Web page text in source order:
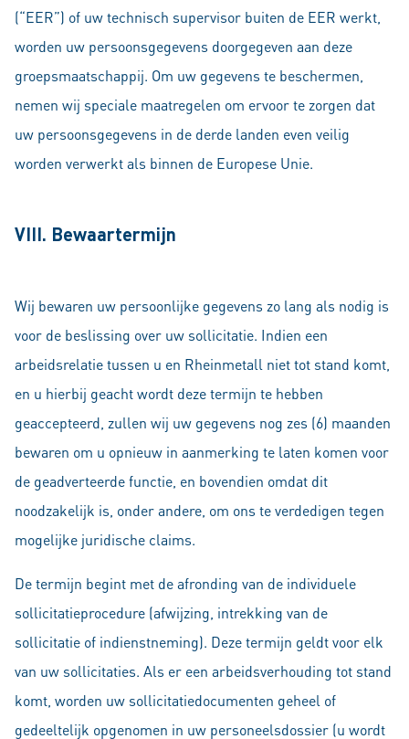
(“EER”) of uw technisch supervisor buiten de EER werkt,
worden uw persoonsgegevens doorgegeven aan deze
groepsmaatschappij. Om uw gegevens te beschermen,
nemen wij speciale maatregelen om ervoor te zorgen dat
uw persoonsgegevens in de derde landen even veilig
worden verwerkt als binnen de Europese Unie.
VIII. Bewaartermijn
Wij bewaren uw persoonlijke gegevens zo lang als nodig is
voor de beslissing over uw sollicitatie. Indien een
arbeidsrelatie tussen u en Rheinmetall niet tot stand komt,
en u hierbij geacht wordt deze termijn te hebben
geaccepteerd, zullen wij uw gegevens nog zes (6) maanden
bewaren om u opnieuw in aanmerking te laten komen voor
de geadverteerde functie, en bovendien omdat dit
noodzakelijk is, onder andere, om ons te verdedigen tegen
mogelijke juridische claims.
De termijn begint met de afronding van de individuele
sollicitatieprocedure (afwijzing, intrekking van de
sollicitatie of indienstneming). Deze termijn geldt voor elk
van uw sollicitaties. Als er een arbeidsverhouding tot stand
komt, worden uw sollicitatiedocumenten geheel of
gedeeltelijk opgenomen in uw personeelsdossier (u wordt